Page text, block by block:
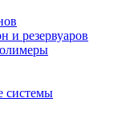
и резервуаров
системы